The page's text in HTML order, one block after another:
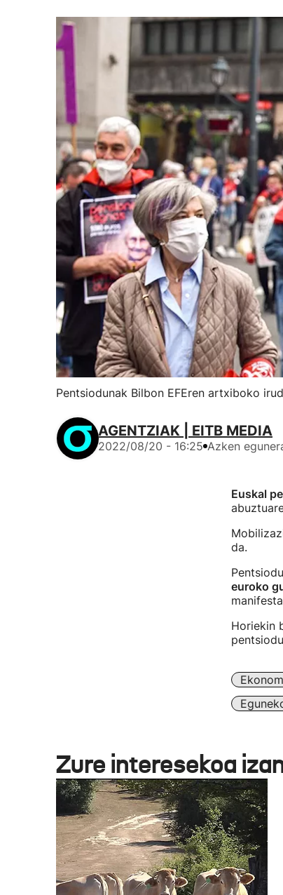
Pentsiodunak Bilbon EFEren artxiboko
AGENTZIAK | EITB MEDIA
2022/08/20 - 16:25 Azken
Euskal
da.
euroko
Horiekin
Zure interesekoa